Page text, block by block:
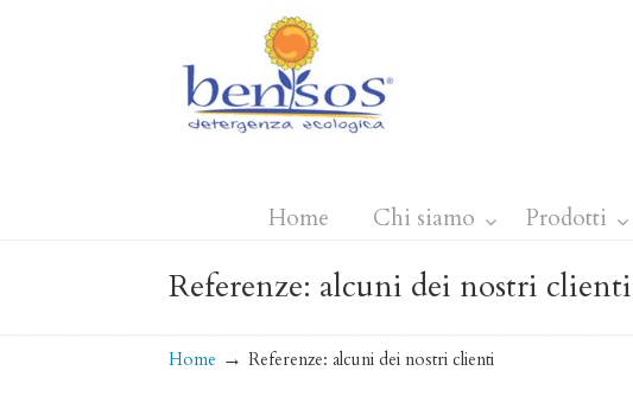
Home Chi siamo Prodotti
Referenze: alcuni dei nostri clienti
Home → Referenze: alcuni dei nostri clienti